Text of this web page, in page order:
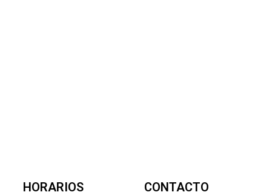
HORARIOS CONTACTO